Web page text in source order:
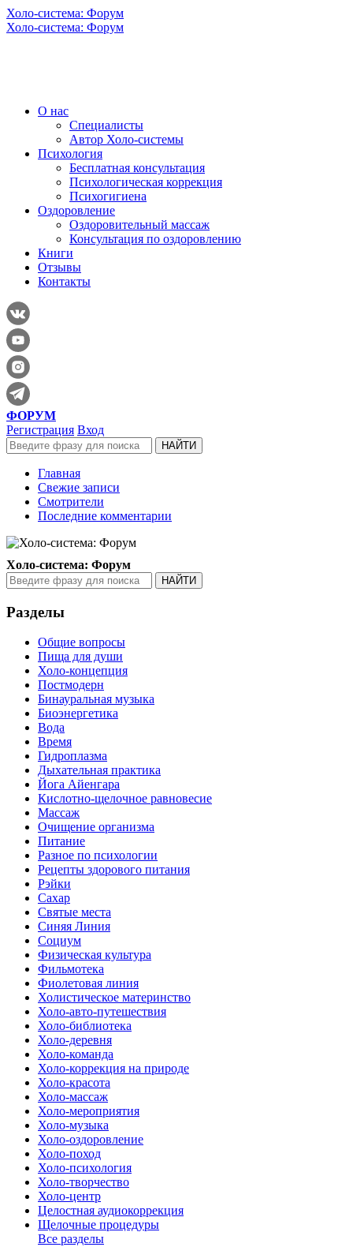
Холо-система: Форум
Холо-система: Форум
О нас
Специалисты
Автор Холо-системы
Психология
Бесплатная консультация
Психологическая коррекция
Психогигиена
Оздоровление
Оздоровительный массаж
Консультация по оздоровлению
Книги
Отзывы
Контакты
ФОРУМ
Регистрация Вход
Главная
Свежие записи
Смотрители
Последние комментарии
Холо-система: Форум
Разделы
Общие вопросы
Пища для души
Холо-концепция
Постмодерн
Бинауральная музыка
Биоэнергетика
Вода
Время
Гидроплазма
Дыхательная практика
Йога Айенгара
Кислотно-щелочное равновесие
Массаж
Очищение организма
Питание
Разное по психологии
Рецепты здорового питания
Рэйки
Сахар
Святые места
Синяя Линия
Социум
Физическая культура
Фильмотека
Фиолетовая линия
Холистическое материнство
Холо-авто-путешествия
Холо-библиотека
Холо-деревня
Холо-команда
Холо-коррекция на природе
Холо-красота
Холо-массаж
Холо-мероприятия
Холо-музыка
Холо-оздоровление
Холо-поход
Холо-психология
Холо-творчество
Холо-центр
Целостная аудиокоррекция
Щелочные процедуры
Все разделы